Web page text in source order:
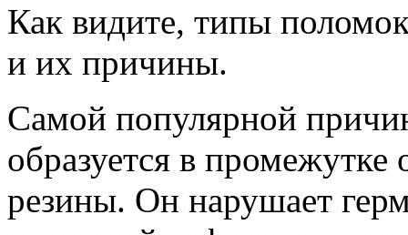
Как видите, типы
и их причины.
Самой популярной
образуется в промежутке
резины. Он нарушает